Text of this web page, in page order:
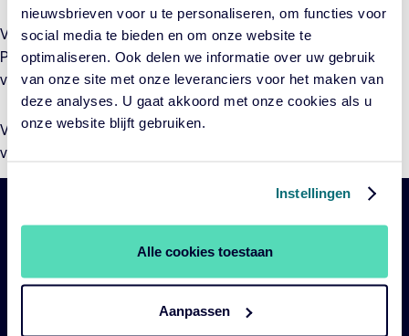
nieuwsbrieven voor u te personaliseren, om functies voor
social media te bieden en om onze website te
optimaliseren. Ook delen we informatie over uw gebruik
van onze site met onze leveranciers voor het maken van
deze analyses. U gaat akkoord met onze cookies als u
onze website blijft gebruiken.
Instellingen
Alle cookies toestaan
Aanpassen
Voor informatie over de Algemene Vergadering van
Participanten, waaronder de wijze van aanmelding, wordt
verwezen naar hetoproepingsbericht (pdf).
Voor informatie over het dividend van het fonds wordt
verwezen naar de
Belangrijke
Onze fondsen